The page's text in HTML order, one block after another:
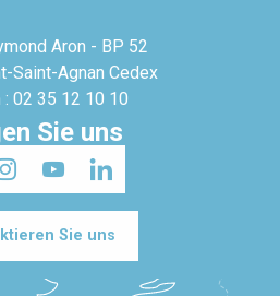
Aron - BP 52
Saint-Agnan Cedex
: 02 35 12 10 10
Sie uns
Sie uns